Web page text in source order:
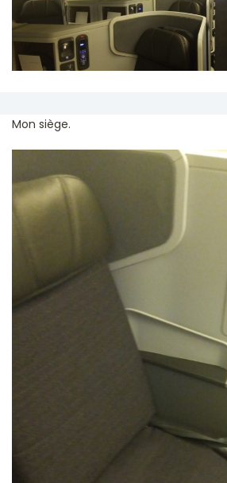
Mon siège.